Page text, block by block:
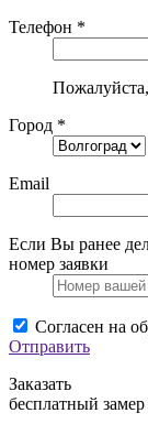
Телефон *
Город *
Email
Если Вы ранее
номер заявки
Согласен на
Отправить
Заказать
бесплатный замер